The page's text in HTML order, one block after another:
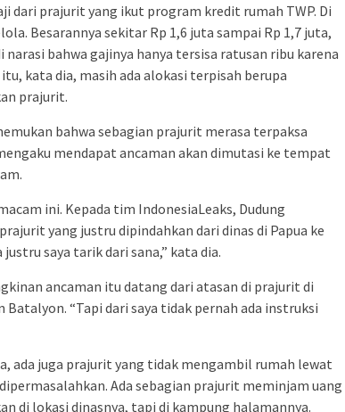
dari prajurit yang ikut program kredit rumah TWP. Di
Besarannya sekitar Rp 1,6 juta sampai Rp 1,7 juta,
bahwa gajinya hanya tersisa ratusan ribu karena
kata dia, masih ada alokasi terpisah berupa
prajurit.
bahwa sebagian prajurit merasa terpaksa
mendapat ancaman akan dimutasi ke tempat
ini. Kepada tim IndonesiaLeaks, Dudung
yang justru dipindahkan dari dinas di Papua ke
saya tarik dari sana,” kata dia.
ancaman itu datang dari atasan di prajurit di
“Tapi dari saya tidak pernah ada instruksi
ada juga prajurit yang tidak mengambil rumah lewat
Ada sebagian prajurit meminjam uang
di lokasi dinasnya, tapi di kampung halamannya.